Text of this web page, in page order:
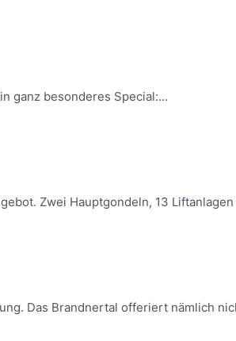
ganz besonderes Special:...
Zwei Hauptgondeln, 13 Liftanlagen
Das Brandnertal offeriert nämlich